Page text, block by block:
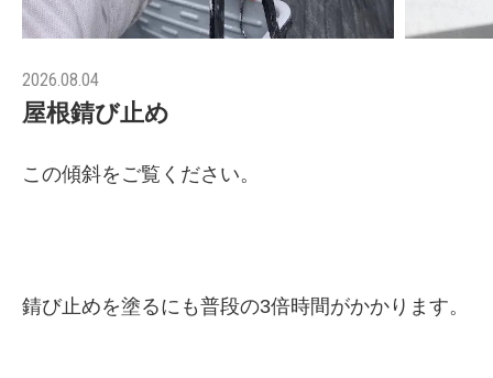
2026.08.04
屋根錆び止め
この傾斜をご覧ください。
錆び止めを塗るにも普段の3倍時間がかかります。